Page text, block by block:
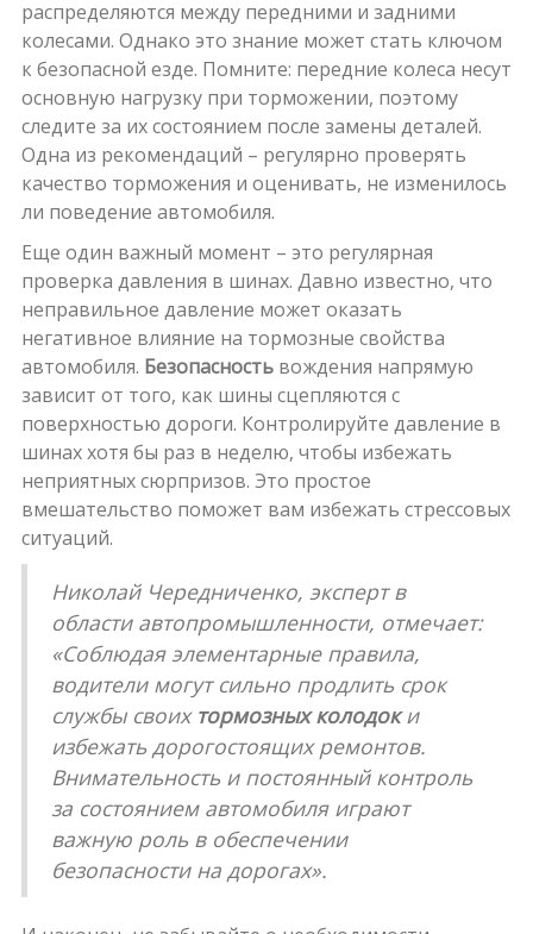
распределяются между передними и задними
колесами. Однако это знание может стать ключом
к безопасной езде. Помните: передние колеса несут
основную нагрузку при торможении, поэтому
следите за их состоянием после замены деталей.
Одна из рекомендаций – регулярно проверять
качество торможения и оценивать, не изменилось
ли поведение автомобиля.
Еще один важный момент – это регулярная
проверка давления в шинах. Давно известно, что
неправильное давление может оказать
негативное влияние на тормозные свойства
автомобиля. Безопасностьвождения напрямую
зависит от того, как шины сцепляются с
поверхностью дороги. Контролируйте давление в
шинах хотя бы раз в неделю, чтобы избежать
неприятных сюрпризов. Это простое
вмешательство поможет вам избежать стрессовых
ситуаций.
Николай Чередниченко, эксперт в
области автопромышленности, отмечает:
«Соблюдая элементарные правила,
водители могут сильно продлить срок
службы своих тормозных колодоки
избежать дорогостоящих ремонтов.
Внимательность и постоянный контроль
за состоянием автомобиля играют
важную роль в обеспечении
безопасности на дорогах».